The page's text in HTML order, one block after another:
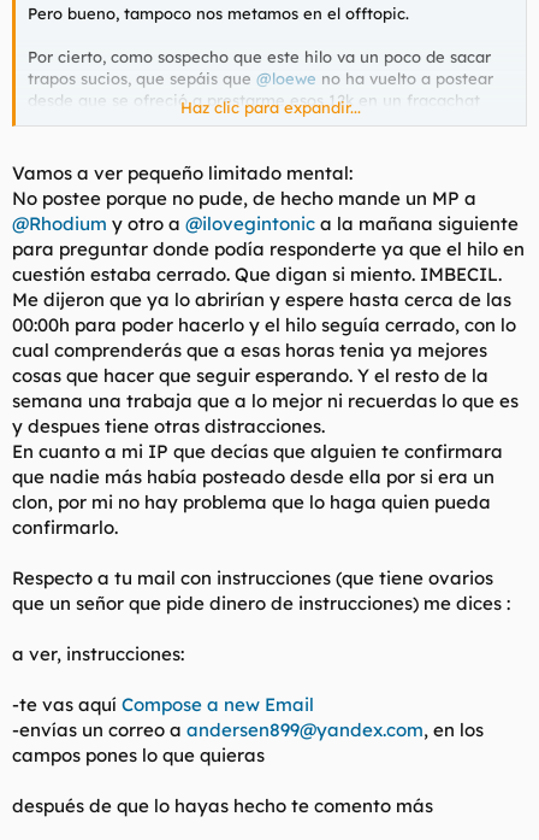
Pero bueno, tampoco nos metamos en el offtopic.
Por cierto, como sospecho que este hilo va un poco de sacar
trapos sucios, que sepáis que @loewe no ha vuelto a postear
desde que se ofreció a prestarme esos 12k en un fracachat
hace un par de semanas. Le mandé un MP con instrucciones
Es una anécdota que no da más de sí, pero por si a alguien le
quedaba alguna duda de que estaba faroleando...es como lo de
Denny Crane y nochevieja.
Haz clic para expandir...
Vamos a ver pequeño limitado mental:
No postee porque no pude, de hecho mande un MP a
@Rhodium y otro a @ilovegintonic a la mañana siguiente
para preguntar donde podía responderte ya que el hilo en
cuestión estaba cerrado. Que digan si miento. IMBECIL.
Me dijeron que ya lo abrirían y espere hasta cerca de las
00:00h para poder hacerlo y el hilo seguía cerrado, con lo
cual comprenderás que a esas horas tenia ya mejores
cosas que hacer que seguir esperando. Y el resto de la
semana una trabaja que a lo mejor ni recuerdas lo que es
y despues tiene otras distracciones.
En cuanto a mi IP que decías que alguien te confirmara
que nadie más había posteado desde ella por si era un
clon, por mi no hay problema que lo haga quien pueda
confirmarlo.
Respecto a tu mail con instrucciones (que tiene ovarios
que un señor que pide dinero de instrucciones) me dices :
a ver, instrucciones:
-te vas aquí Compose a new Email
-envías un correo a andersen899@yandex.com, en los
campos pones lo que quieras
después de que lo hayas hecho te comento más